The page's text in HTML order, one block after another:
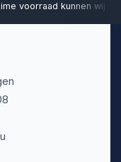
voorraad kunnen wij